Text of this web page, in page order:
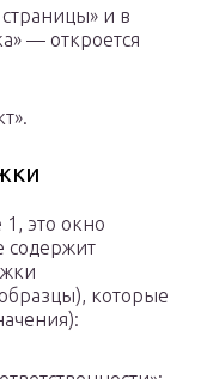
и в
— откроется
это окно
содержит
которые